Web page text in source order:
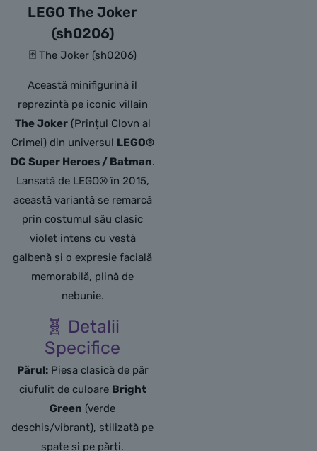
LEGO The Joker
(sh0206)
🃏 The Joker (sh0206)
Această minifigurină îl
reprezintă pe iconic villain
The Joker(Prințul Clovn al
Crimei) din universul LEGO®
DC Super Heroes / Batman.
Lansată de LEGO® în 2015,
această variantă se remarcă
prin costumul său clasic
violet intens cu vestă
galbenă și o expresie facială
memorabilă, plină de
nebunie.
🧬 Detalii
Specifice
Părul:Piesa clasică de păr
ciufulit de culoare Bright
Green (verde
deschis/vibrant), stilizată pe
spate și pe părți.